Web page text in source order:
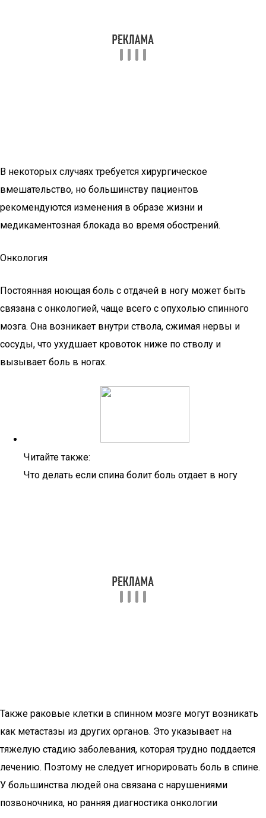
В некоторых случаях требуется хирургическое
вмешательство, но большинству пациентов
рекомендуются изменения в образе жизни и
медикаментозная блокада во время обострений.
Онкология
Постоянная ноющая боль с отдачей в ногу может быть
связана с онкологией, чаще всего с опухолью спинного
мозга. Она возникает внутри ствола, сжимая нервы и
сосуды, что ухудшает кровоток ниже по стволу и
вызывает боль в ногах.
Читайте также:
Что делать если спина болит боль отдает в ногу
Также раковые клетки в спинном мозге могут возникать
как метастазы из других органов. Это указывает на
тяжелую стадию заболевания, которая трудно поддается
лечению. Поэтому не следует игнорировать боль в спине.
У большинства людей она связана с нарушениями
позвоночника, но ранняя диагностика онкологии